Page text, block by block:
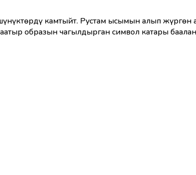
камтыйт. Рустам ысымын алып жүргөн
образын чагылдырган символ катары